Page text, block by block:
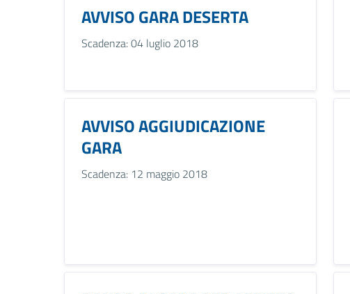
AVVISO GARA DESERTA
Scadenza: 04 luglio 2018
AVVISO AGGIUDICAZIONE
GARA
Scadenza: 12 maggio 2018